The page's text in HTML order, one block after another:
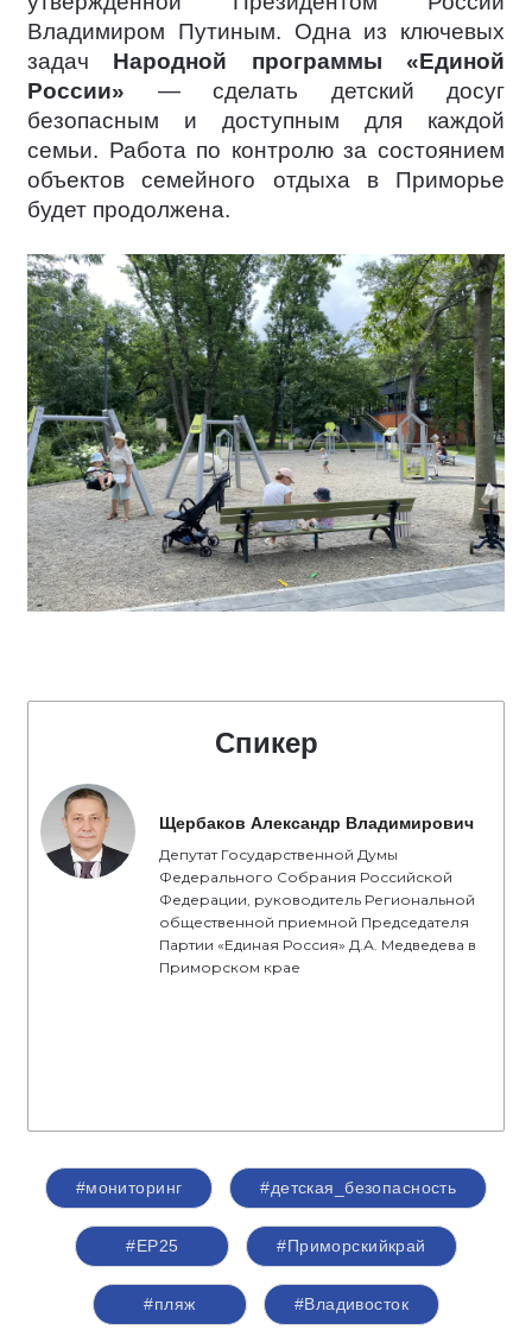
Владимиром Путиным. Одна из ключевых
задач Народной программы «Единой
России» — сделать детский досуг
безопасным и доступным для каждой
семьи. Работа по контролю за состоянием
объектов семейного отдыха в Приморье
будет продолжена.
Спикер
Щербаков Александр Владимирович
Депутат Государственной Думы
Федерального Собрания Российской
Федерации, руководитель Региональной
общественной приемной Председателя
Партии «Единая Россия» Д.А. Медведева в
Приморском крае
#мониторинг #детская_безопасность
#ЕР25 #Приморскийкрай
#пляж #Владивосток